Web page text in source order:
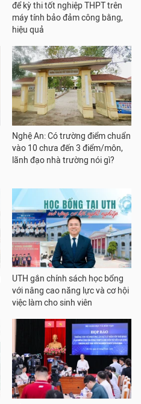
để kỳ thi tốt nghiệp THPT trên
máy tính bảo đảm công bằng,
hiệu quả
Nghệ An: Có trường điểm chuẩn
vào 10 chưa đến 3 điểm/môn,
lãnh đạo nhà trường nói gì?
UTH gắn chính sách học bổng
với nâng cao năng lực và cơ hội
việc làm cho sinh viên